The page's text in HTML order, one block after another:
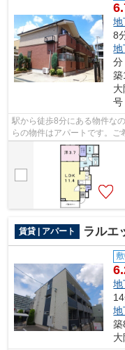
地
8
地
分
築
号
駅から徒歩8分にある物件な
らの物件はアパートです。
は、お気軽に当社スタッフま
賃貸 | アパート ラルエ
地
地
築